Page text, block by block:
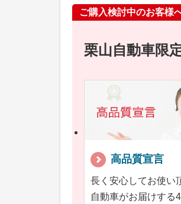
ご購入検討中のお客様
栗山自動車限
高品質宣言
長く安心してお使い
自動車がお届けする